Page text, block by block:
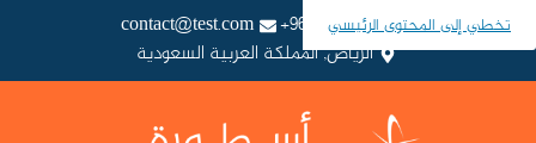
تخطي إلى المحتوى الرئيسي
966987654321+
contact@test.com
الرياض, المملكة العربية السعودية